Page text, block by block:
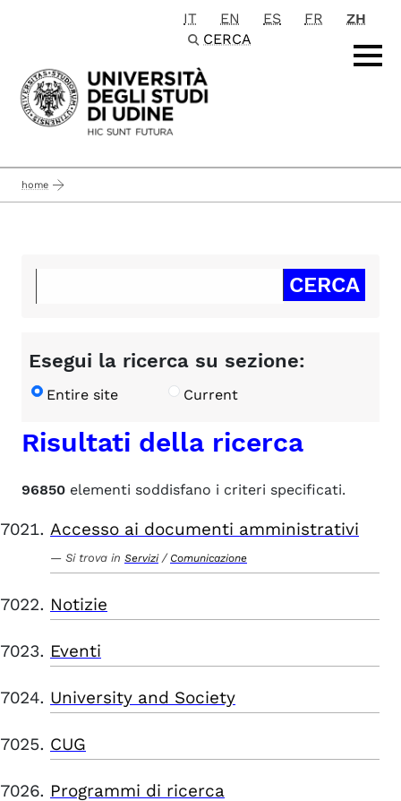
Passa al contenuto principale
IT EN ES FR
ZH
CERCA
home
Esegui la ricerca su sezione:
Entire site Current
Risultati della ricerca
96850 elementi soddisfano i criteri specificati.
Accesso ai documenti amministrativi
Si trova in Servizi / Comunicazione
Notizie
Eventi
University and Society
CUG
Programmi di ricerca